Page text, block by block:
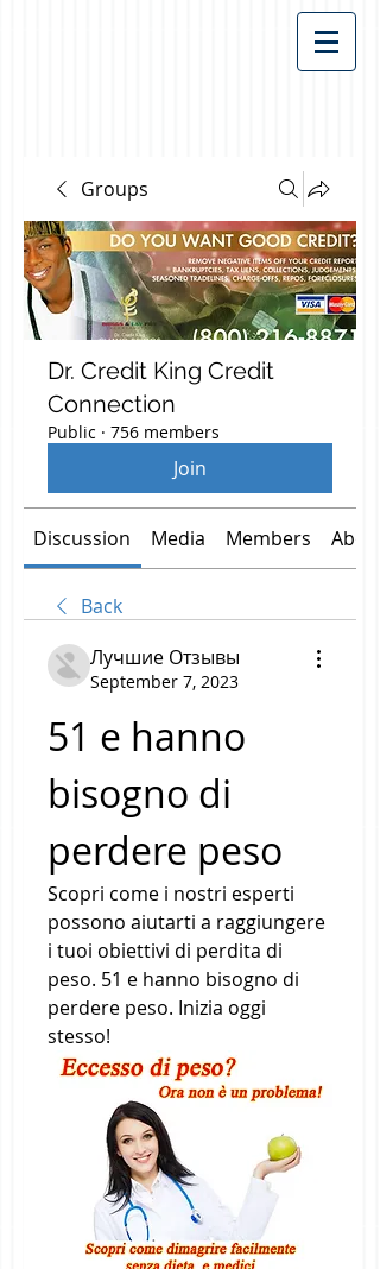
Groups
Dr. Credit King Credit
Connection
Public · 756 members
Join
Discussion Media Members About
Back
Лучшие Отзывы
September 7, 2023
51 e hanno
bisogno di
perdere peso
Scopri come i nostri esperti
possono aiutarti a raggiungere
i tuoi obiettivi di perdita di
peso. 51 e hanno bisogno di
perdere peso. Inizia oggi
stesso!